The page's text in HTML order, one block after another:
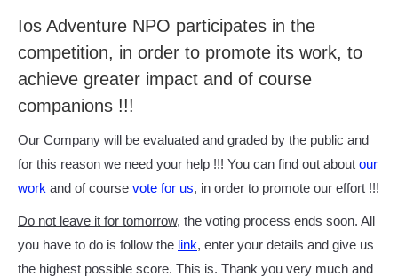
Ios Adventure NPO participates in the
competition, in order to promote its work, to
achieve greater impact and of course
companions !!!
Our Company will be evaluated and graded by the public and
for this reason we need your help !!! You can find out about our
work and of course vote for us, in order to promote our effort !!!
Do not leave it for tomorrow, the voting process ends soon. All
you have to do is follow the link, enter your details and give us
the highest possible score. This is. Thank you very much and